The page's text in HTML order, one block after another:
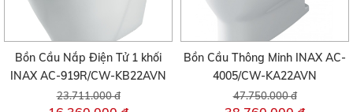
Bồn Cầu Nắp Điện Tử 1 khối
INAX AC-919R/CW-KB22AVN
23.711.000 đ
Bồn Cầu Thông Minh INAX AC-
4005/CW-KA22AVN
47.750.000 đ